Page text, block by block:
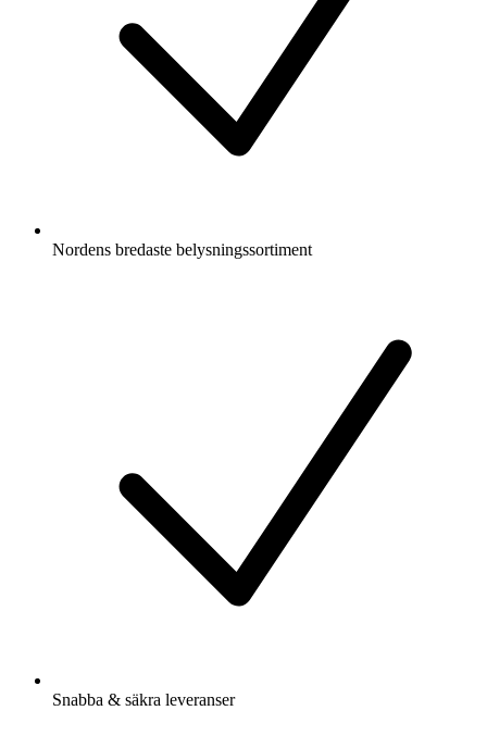
Nordens bredaste belysningssortiment
Snabba & säkra leveranser